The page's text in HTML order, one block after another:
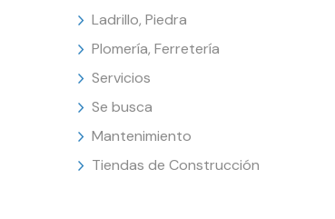
Ladrillo, Piedra
Plomería, Ferretería
Servicios
Se busca
Mantenimiento
Tiendas de Construcción